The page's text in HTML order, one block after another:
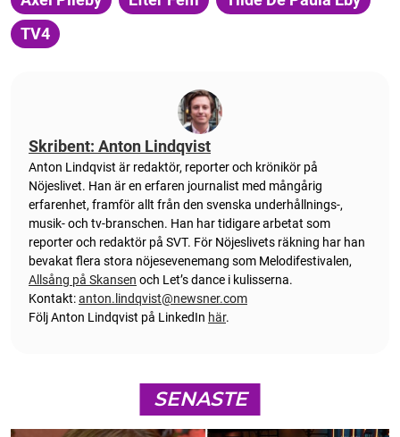
TV4
Skribent: Anton Lindqvist
Anton Lindqvist är redaktör, reporter och krönikör på
Nöjeslivet. Han är en erfaren journalist med mångårig
erfarenhet, framför allt från den svenska underhållnings-,
musik- och tv-branschen. Han har tidigare arbetat som
reporter och redaktör på SVT. För Nöjeslivets räkning har han
bevakat flera stora nöjesevenemang som Melodifestivalen,
Allsång på Skansen och Let’s dance i kulisserna.
Kontakt:anton.lindqvist@newsner.com
Följ Anton Lindqvist på LinkedIn här.
SENASTE